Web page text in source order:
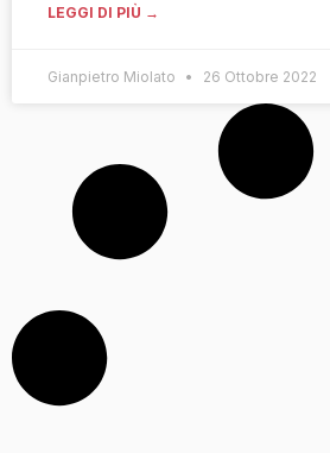
LEGGI DI PIÙ →
Gianpietro Miolato 26 Ottobre 2022